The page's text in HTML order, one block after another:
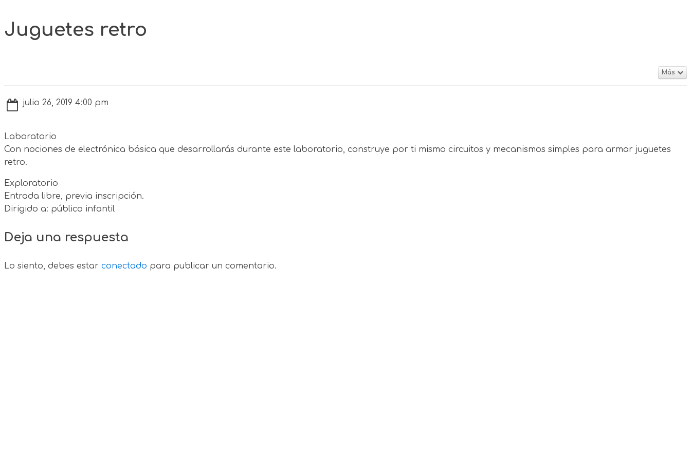
Juguetes retro
Más
julio 26, 2019 4:00 pm
Laboratorio
Con nociones de electrónica básica que desarrollarás durante este laboratorio, construye por ti mismo circuitos y mecanismos simples para armar juguetes
retro.
Exploratorio
Entrada libre, previa inscripción.
Dirigido a: público infantil
Deja una respuesta
Lo siento, debes estar conectado para publicar un comentario.